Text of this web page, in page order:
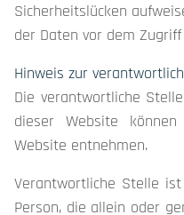
Sicherheitslücken
der Daten vor dem
Hinweis zur
Die verantwortliche
dieser Website
Website entnehmen.
Verantwortliche Stelle
Person, die allein oder